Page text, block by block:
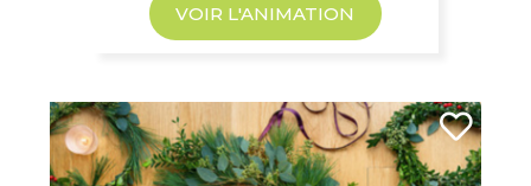
VOIR L'ANIMATION